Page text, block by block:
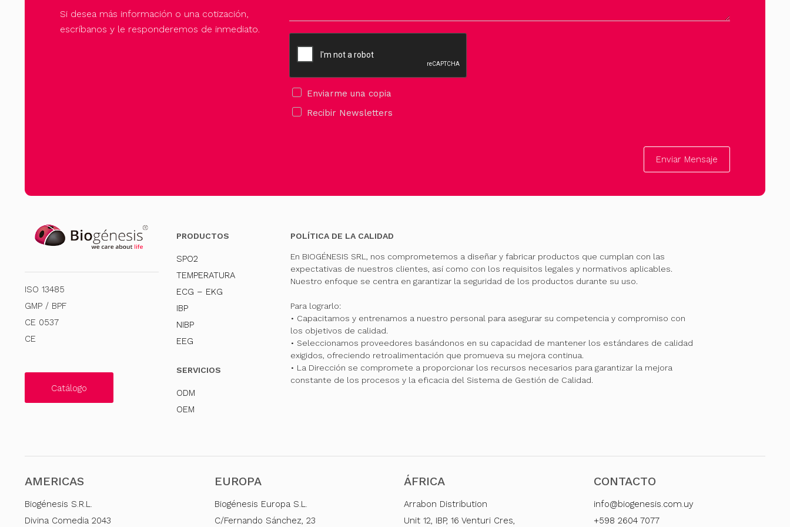
Si desea más información o una cotización,
escríbanos y le responderemos de inmediato.
Enviarme una copia
Recibir Newsletters
Enviar Mensaje
ISO 13485
GMP / BPF
CE 0537
CE
Catálogo
PRODUCTOS
SPO2
TEMPERATURA
ECG – EKG
IBP
NIBP
EEG
SERVICIOS
ODM
OEM
POLÍTICA DE LA CALIDAD
En BIOGÉNESIS SRL, nos comprometemos a diseñar y fabricar productos que cumplan con las
expectativas de nuestros clientes, así como con los requisitos legales y normativos aplicables.
Nuestro enfoque se centra en garantizar la seguridad de los productos durante su uso.
Para lograrlo:
• Capacitamos y entrenamos a nuestro personal para asegurar su competencia y compromiso con
los objetivos de calidad.
• Seleccionamos proveedores basándonos en su capacidad de mantener los estándares de calidad
exigidos, ofreciendo retroalimentación que promueva su mejora continua.
• La Dirección se compromete a proporcionar los recursos necesarios para garantizar la mejora
constante de los procesos y la eficacia del Sistema de Gestión de Calidad.
AMERICAS
Biogénesis S.R.L.
Divina Comedia 2043
EUROPA
Biogénesis Europa S.L.
C/Fernando Sánchez, 23
ÁFRICA
Arrabon Distribution
Unit 12, IBP, 16 Venturi Cres,
CONTACTO
info@biogenesis.com.uy
+598 2604 7077